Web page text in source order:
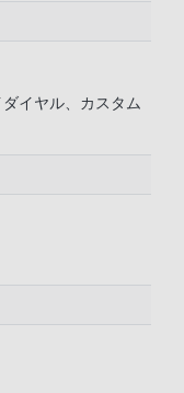
イヤル、カスタム